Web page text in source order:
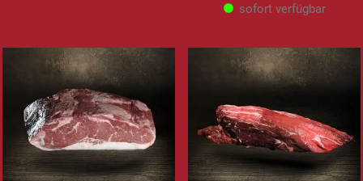
sofort verfügbar